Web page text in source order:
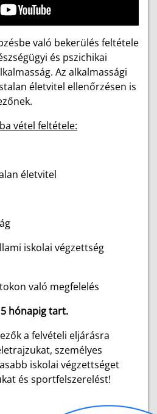
való bekerülés feltétele
és pszichikai
Az alkalmassági
életvitel ellenőrzésen is
vétel feltétele:
életvitel
iskolai végzettség
való megfelelés
hónapig tart.
a felvételi eljárásra
személyes
iskolai végzettséget
és sportfelszerelést!